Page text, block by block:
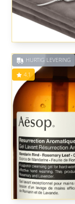
HURTIG LEVERING
4.1